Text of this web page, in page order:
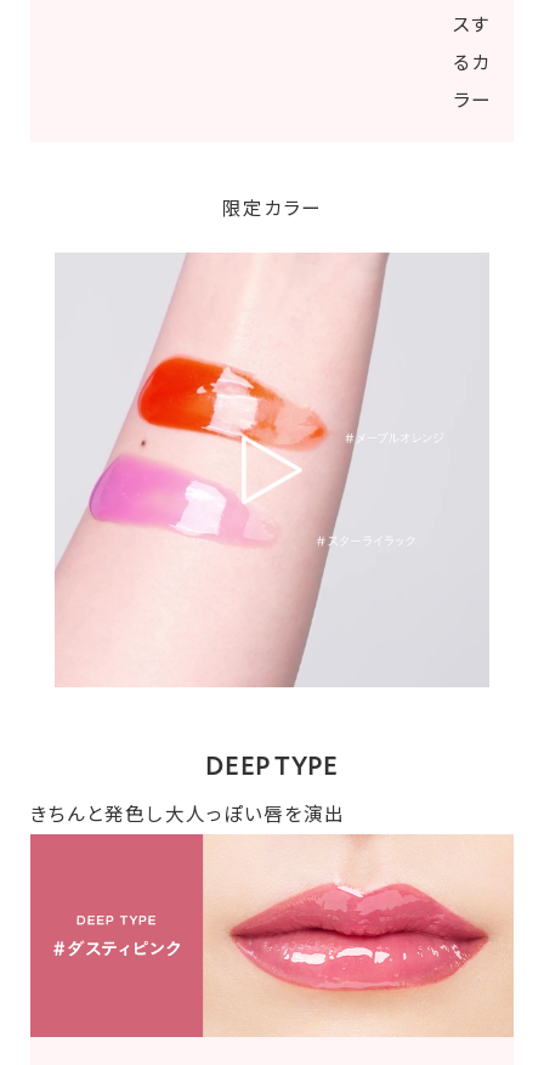
スす
るカ
ラー
限定カラー
DEEP TYPE
きちんと発色し大人っぽい唇を演出